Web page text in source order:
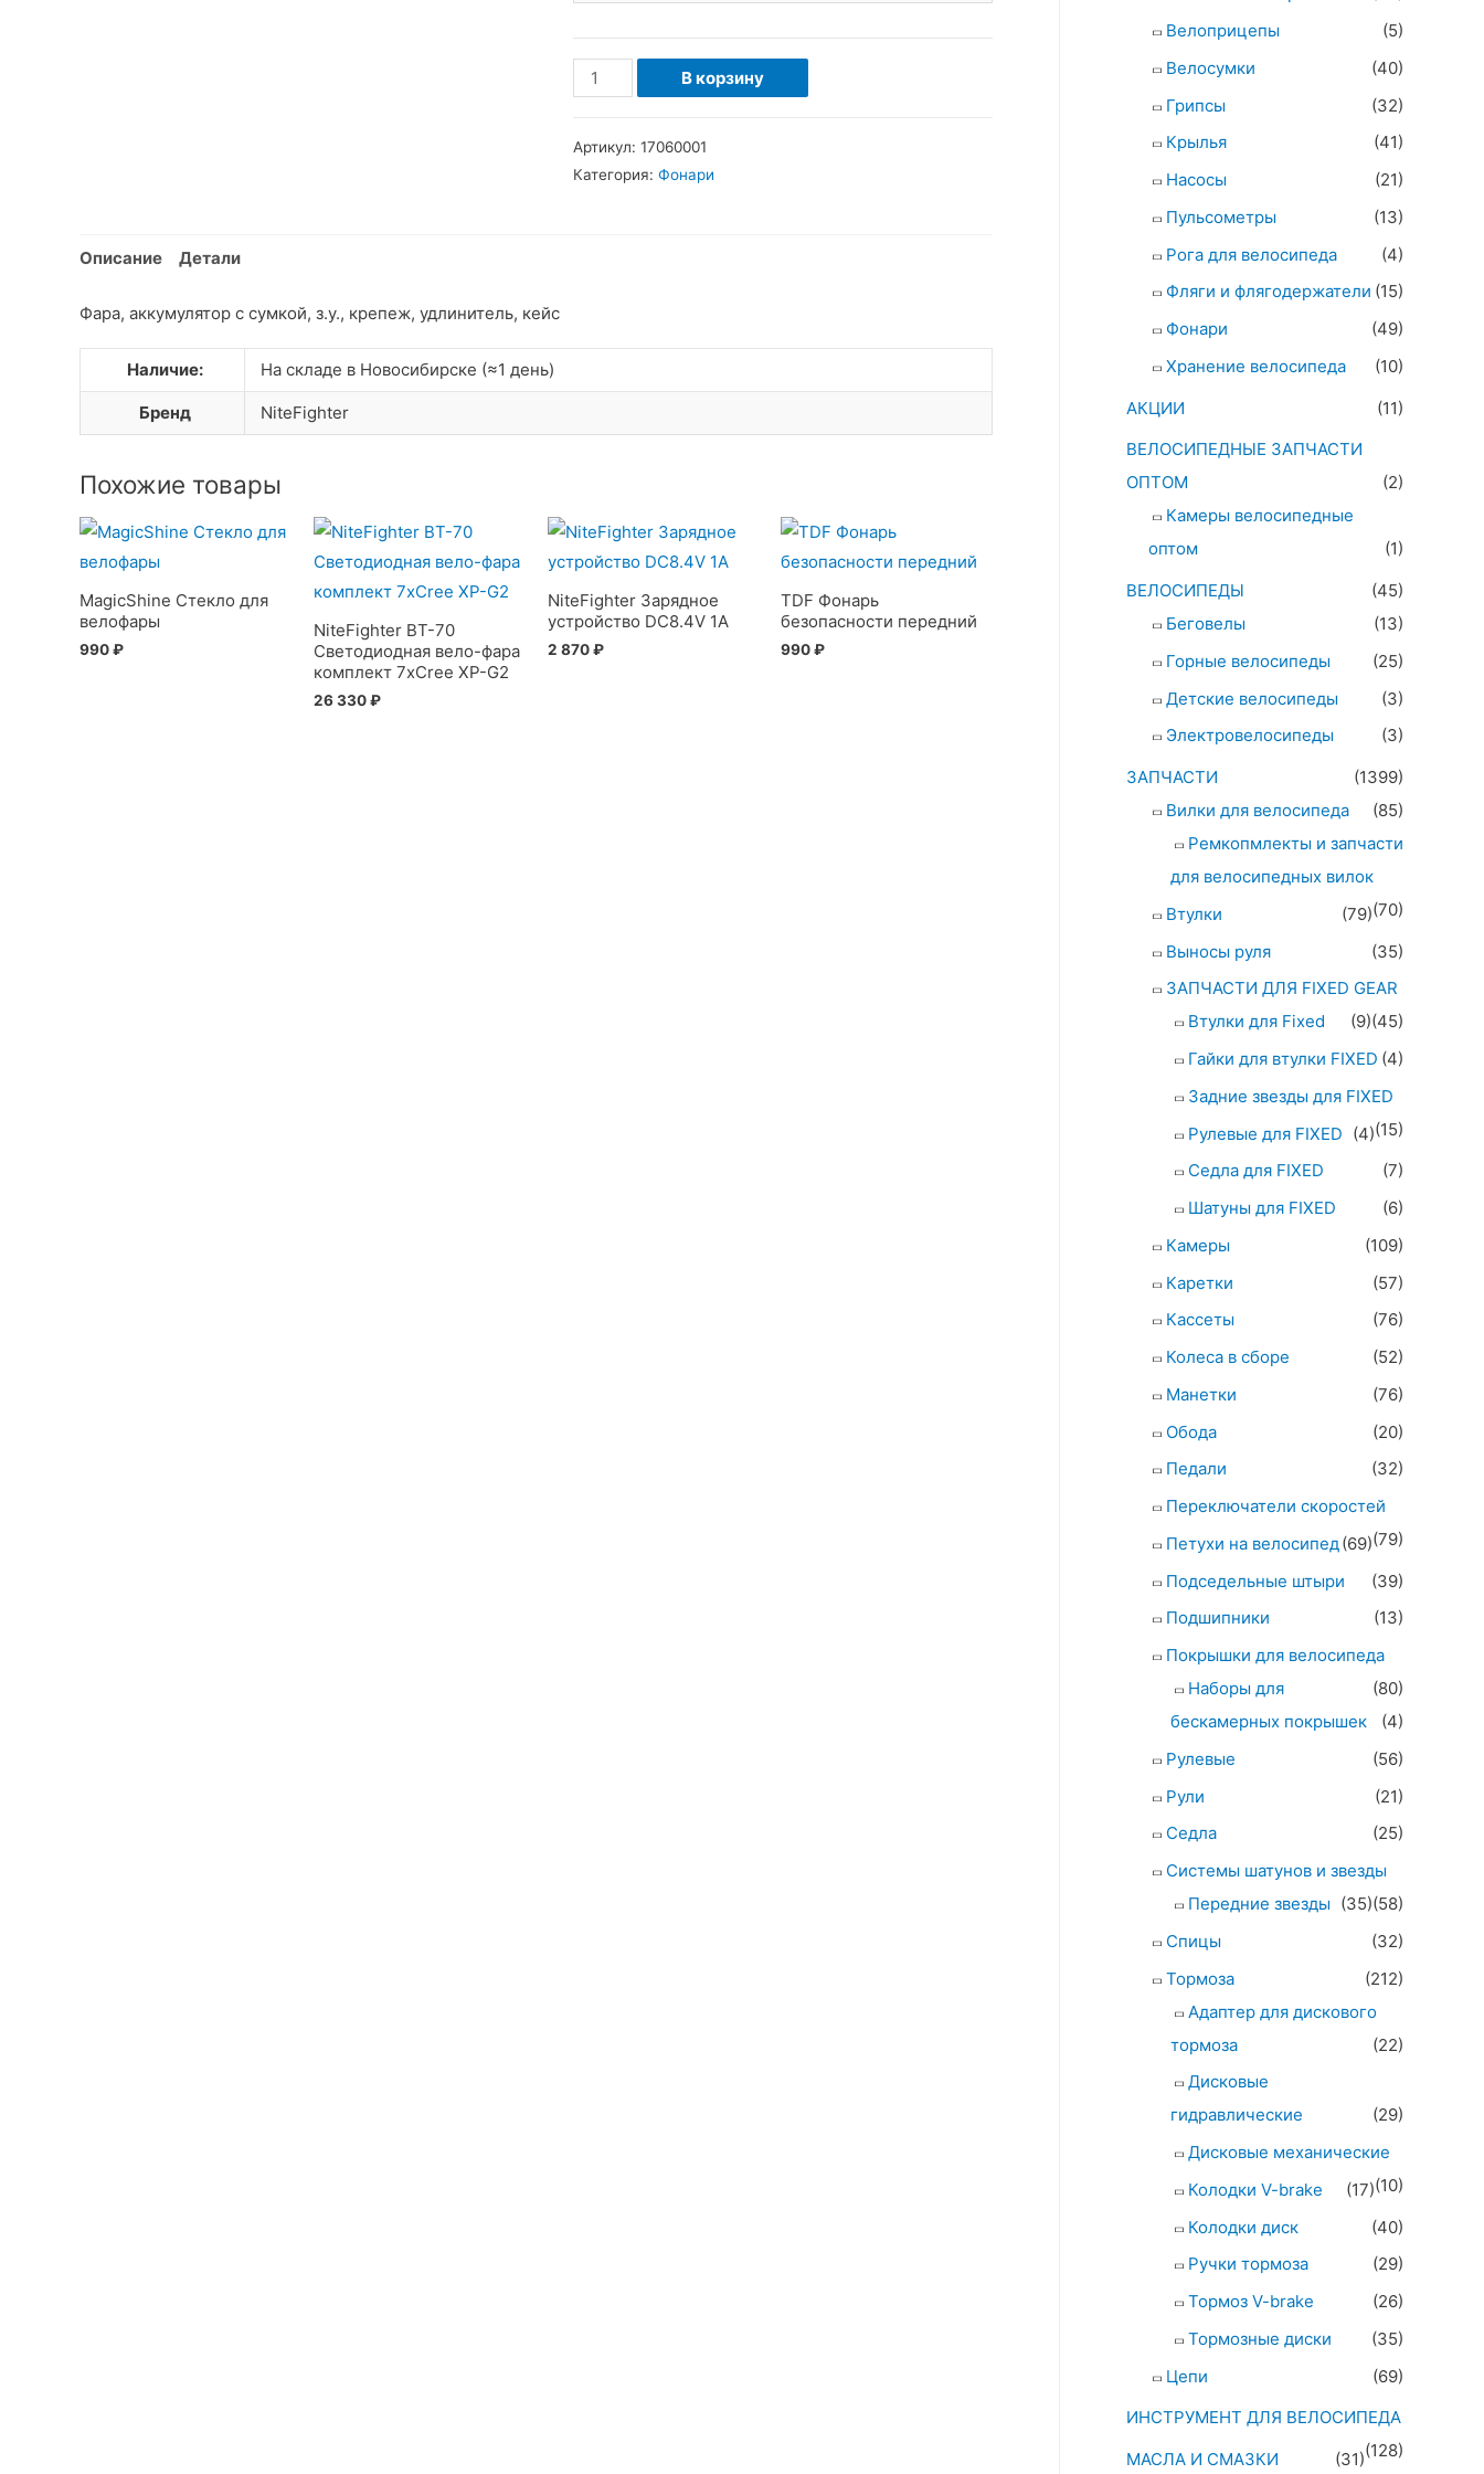
Количество
товара
BT-
В корзину
Артикул: 17060001
Категория: Фонари
Описание Детали
Фара, аккумулятор с сумкой, з.у., крепеж, удлинитель, кейс
Наличие: На складе в Новосибирске (≈1 день)
Бренд NiteFighter
Похожие товары
MagicShine Стекло для
велофары
990₽
NiteFighter BT-70
Светодиодная вело-фара
комплект 7xCree XP-G2
26 330₽
NiteFighter Зарядное
устройство DC8.4V 1A
2 870₽
TDF Фонарь
безопасности передний
990₽
Велоприцепы
(5)
Велосумки
(40)
Грипсы
(32)
Крылья
(41)
Насосы
(21)
Пульсометры
(13)
Рога для велосипеда
(4)
Фляги и флягодержатели (15)
Фонари
(49)
Хранение велосипеда
(10)
АКЦИИ
(11)
ВЕЛОСИПЕДНЫЕ ЗАПЧАСТИ
ОПТОМ
(2)
Камеры велосипедные
оптом
(1)
ВЕЛОСИПЕДЫ
(45)
Беговелы
(13)
Горные велосипеды
(25)
Детские велосипеды
(3)
Электровелосипеды
(3)
ЗАПЧАСТИ
(1399)
Вилки для велосипеда
(85)
Ремкопмлекты и запчасти
для велосипедных вилок
(70)
Втулки
(79)
Выносы руля
(35)
ЗАПЧАСТИ ДЛЯ FIXED GEAR
(45)
Втулки для Fixed
(9)
Гайки для втулки FIXED (4)
Задние звезды для FIXED
(15)
Рулевые для FIXED (4)
Седла для FIXED
(7)
Шатуны для FIXED
(6)
Камеры
(109)
Каретки
(57)
Кассеты
(76)
Колеса в сборе
(52)
Манетки
(76)
Обода
(20)
Педали
(32)
Переключатели скоростей
(79)
Петухи на велосипед(69)
Подседельные штыри
(39)
Подшипники
(13)
Покрышки для велосипеда
(80)
Наборы для
бескамерных покрышек
(4)
Рулевые
(56)
Рули
(21)
Седла
(25)
Системы шатунов и звезды
(58)
Передние звезды (35)
Спицы
(32)
Тормоза
(212)
Адаптер для дискового
тормоза
(22)
Дисковые
гидравлические
(29)
Дисковые механические
(10)
Колодки V-brake
(17)
Колодки диск
(40)
Ручки тормоза
(29)
Тормоз V-brake
(26)
Тормозные диски
(35)
Цепи
(69)
ИНСТРУМЕНТ ДЛЯ ВЕЛОСИПЕДА
(128)
МАСЛА И СМАЗКИ (31)